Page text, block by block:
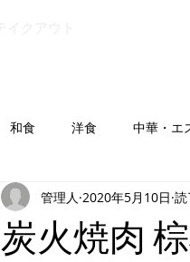
和食 洋食 中華・エ
炭火焼肉
管理人 2020年5月10日